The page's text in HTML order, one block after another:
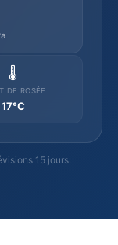
🌡️
DE ROSÉE
17°C
15 jours.